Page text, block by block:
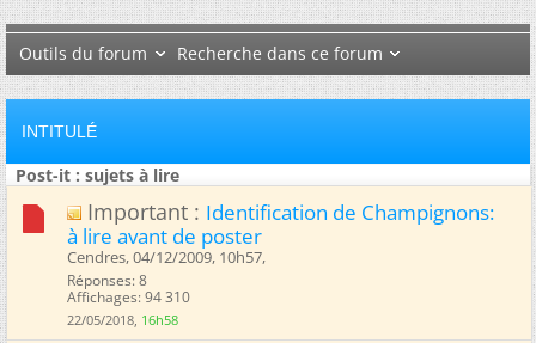
Outils du forum Recherche dans ce forum
INTITULÉ
Post-it : sujets à lire
Important : Identification de Champignons:
à lire avant de poster
Cendres, 04/12/2009, 10h57, ‎
Réponses: 8
Affichages: 94 310
22/05/2018, 16h58